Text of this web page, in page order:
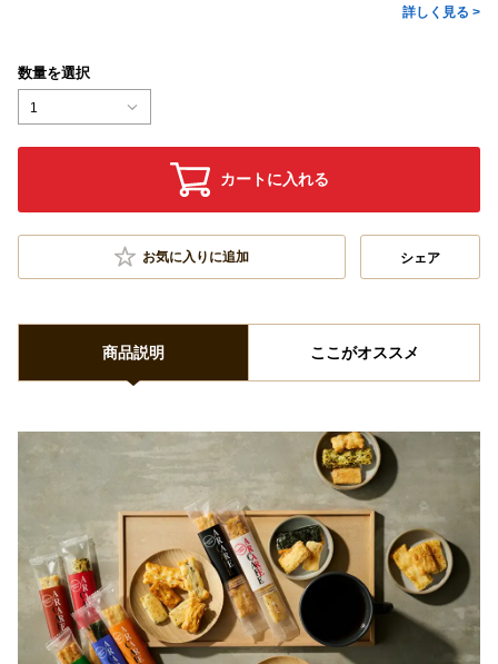
詳しく見る >
数量を選択
1
カートに入れる
お気に入りに追加 シェア
商品説明 ここがオススメ